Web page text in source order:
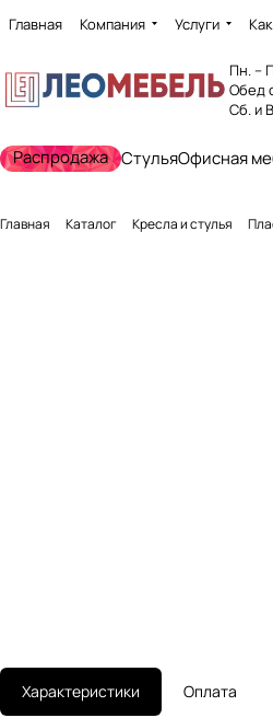
Главная Компания Услуги
Пн. –
Обед
Сб. и
Распродажа СтульяОфисная
Главная Каталог Кресла и стулья
Характеристики Оплата